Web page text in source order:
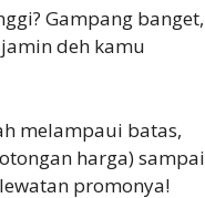
Gampang banget,
deh kamu
melampaui batas,
harga) sampai
promonya!